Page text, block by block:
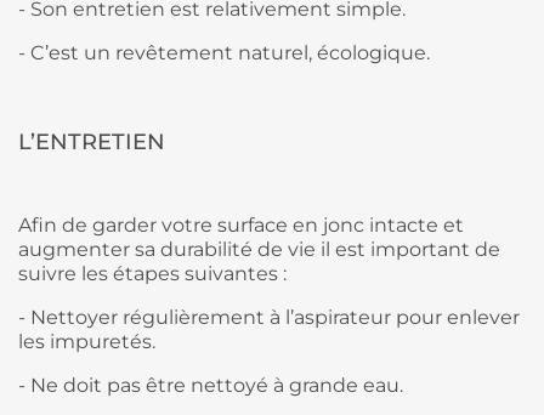
- Son entretien est relativement simple.
- C’est un revêtement naturel, écologique.
L’ENTRETIEN
Afin de garder votre surface en jonc intacte et
augmenter sa durabilité de vie il est important de
suivre les étapes suivantes :
- Nettoyer régulièrement à l’aspirateur pour enlever
les impuretés.
- Ne doit pas être nettoyé à grande eau.